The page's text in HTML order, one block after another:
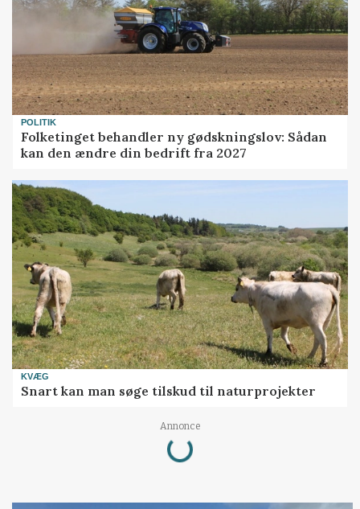
POLITIK
Folketinget behandler ny gødskningslov: Sådan
kan den ændre din bedrift fra 2027
KVÆG
Snart kan man søge tilskud til naturprojekter
Annonce
Loading...